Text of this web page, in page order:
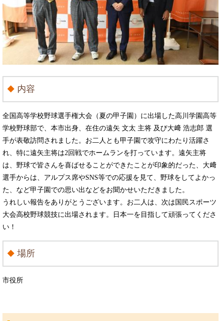
内容
全国高等学校野球選手権大会（夏の甲子園）に出場した高川学園高等
学校野球部で、本市出身、在住の遠矢 文太 主将 及び大﨑 浩志郎 選
手が表敬訪問されました。お二人とも甲子園で攻守にわたり活躍さ
れ、特に遠矢主将は2回戦でホームランを打っています。遠矢主将
は、野球で皆さんを喜ばせることができたことが印象的だった、大﨑
選手からは、アルプス席やSNS等での応援を見て、野球をしてよかっ
た、など甲子園での思い出などをお聞かせいただきました。
うれしい報告をありがとうございます。お二人は、次は国民スポーツ
大会高校野球競技に出場されます。日本一を目指して頑張ってくださ
い！
場所
市役所